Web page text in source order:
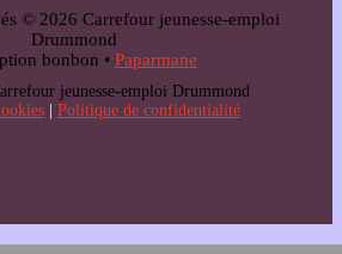
© 2026 Carrefour jeunesse-emploi
Drummond
bonbon • Paparmane
jeunesse-emploi Drummond
Politique de confidentialité